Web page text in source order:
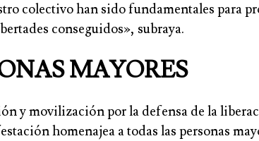
colectivo han sido fundamentales para
conseguidos», subraya.
MAYORES
y movilización por la defensa de la
homenajea a todas las personas